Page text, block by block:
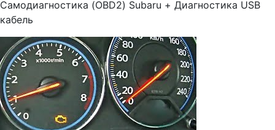
Самодиагностика (OBD2) Subaru + Диагностика USB
кабель